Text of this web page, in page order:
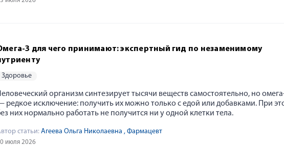
училища, решила сменить профессию и поступила в медико-
3 для чего принимают: экспертный гид по незаменимому
здоровье
организм синтезирует тысячи веществ самостоятельно, но
редкое исключение: получить их можно только с едой или добавками. При
них нормально работать не получится ни у одной клетки тела.
статьи: Агеева Ольга Николаевна , Фармацевт
июля 2026